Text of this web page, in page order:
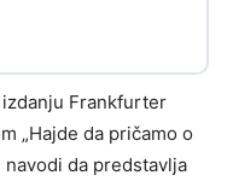
Frankfurter
„Hajde da pričamo o
navodi da predstavlja